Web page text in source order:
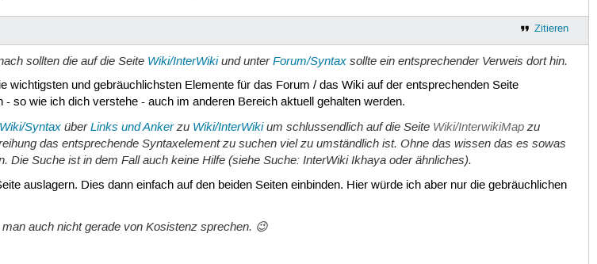
Zitieren
sollten die auf die Seite Wiki/InterWikiund unterForum/Syntaxsollte ein entsprechender Verweis dort hin.
wichtigsten und gebräuchlichsten Elemente für das Forum / das Wiki auf der entsprechenden Seite
so wie ich dich verstehe - auch im anderen Bereich aktuell gehalten werden.
Wiki/SyntaxüberLinks und Ankerzu Wiki/InterWikium schlussendlich auf die Seite Wiki/InterwikiMapzu
das entsprechende Syntaxelement zu suchen viel zu umständlich ist. Ohne das wissen das es sowas
Die Suche ist in dem Fall auch keine Hilfe (siehe Suche: InterWiki Ikhayaoder ähnliches).
auslagern. Dies dann einfach auf den beiden Seiten einbinden. Hier würde ich aber nur die gebräuchlichen
auch nicht gerade von Kosistenz sprechen. 😉